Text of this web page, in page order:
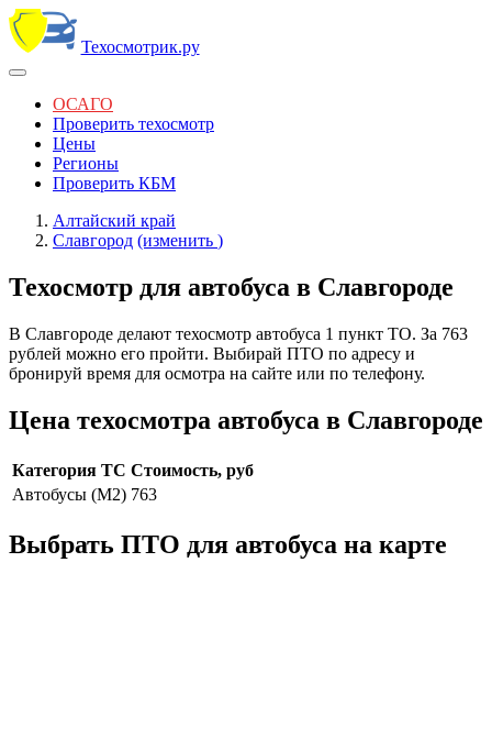
Техосмотрик.ру
ОСАГО
Проверить техосмотр
Цены
Регионы
Проверить КБМ
Алтайский край
Славгород (изменить )
Техосмотр для автобуса в Славгороде
В Славгороде делают техосмотр автобуса 1 пункт ТО. За 763
рублей можно его пройти. Выбирай ПТО по адресу и
бронируй время для осмотра на сайте или по телефону.
Цена техосмотра автобуса в Славгороде
Категория ТС Стоимость, руб
Автобусы (M2) 763
Выбрать ПТО для автобуса на карте